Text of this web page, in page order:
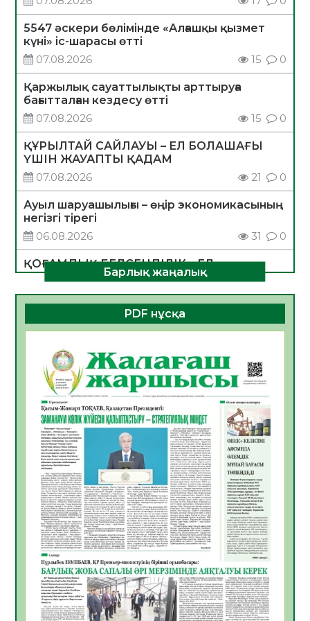
5547 әскери бөлімінде «Алғашқы қызмет
күні» іс-шарасы өтті
07.08.2026
15 0
Қаржылық сауаттылықты арттыруға
бағытталған кездесу өтті
07.08.2026
15 0
ҚҰРЫЛТАЙ САЙЛАУЫ – ЕЛ БОЛАШАҒЫ
ҮШІН ЖАУАПТЫ ҚАДАМ
07.08.2026
21 0
Ауыл шаруашылығы – өңір экономикасының
негізгі тірегі
06.08.2026
31 0
ҚОҒАМДЫҚ БЕЛСЕНДІЛІК – ЕЛ
ДАМУЫНЫҢ НЕГІЗІ
06.08.2026
30 0
ҚҰРЫЛТАЙ САЙЛАУЫ – БОЛАШАҚҚА
06.08.2026
Инфекциялық ауруларға қарсы иммундау
жұмыстарының тиімділігі
06.08.2026
33
Көкжөтел ауруы туралы
06.08.2026
30
АПВ вакцинасы туралы мәлімет
06.08.2026
31
Open Air: Қызылорда облысы полиция
департаменті 20 мыңнан астам
көрерменнің қауіпсіздігін қамтамасыз етті
06.08.2026
41
ҚЫЗЫЛОРДАДА «САНАЛЫ ҰРПАҚ –
ЖАРҚЫН БОЛАШАҚ» АТТЫ КЕҢЕЙТІЛГЕН
Барлық жаңалық
PDF нұсқа